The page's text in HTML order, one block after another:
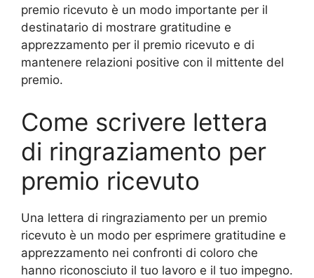
premio ricevuto è un modo importante per il
destinatario di mostrare gratitudine e
apprezzamento per il premio ricevuto e di
mantenere relazioni positive con il mittente del
premio.
Come scrivere lettera
di ringraziamento per
premio ricevuto
Una lettera di ringraziamento per un premio
ricevuto è un modo per esprimere gratitudine e
apprezzamento nei confronti di coloro che
hanno riconosciuto il tuo lavoro e il tuo impegno.